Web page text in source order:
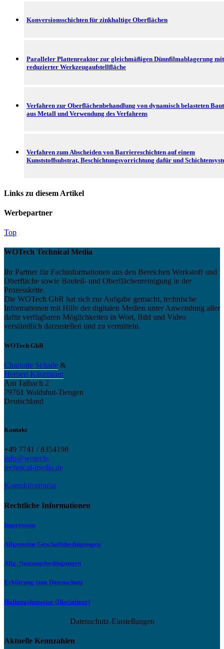
Konversionsschichten für zinkhaltige Oberflächen
Paralleler Plattenreaktor zur gleichmäßigen Dünnfilmablagerung mit
reduzierter Werkzeugaufstellfläche
Verfahren zur Oberflächenbehandlung von dynamisch belasteten
aus Metall und Verwendung des Verfahrens
Verfahren zum Abscheiden von Barriereschichten auf einem
Kunststoffsubstrat, Beschichtungsvorrichtung dafür und
Links zu diesem Artikel
Werbepartner
Top
WOTech Technical Media
Ihr Partner für Fachinformationen aus den Bereichen Werkstoff und
Oberfläche sowie Bauteil- und Oberflächenreinigung in der
Prozesskette.
Die WOTech GbR hat sich zur Aufgabe gemacht, technische
Informationen mit Hilfe der digitalen Medien unter Anwendung aller
dafür verfügbaren Möglichkeiten in Wort, Bild und Video
verständlich darzustellen und zu vermitteln.
WOTech GbR
Charlotte Schade &
Herbert Käszmann
Am Talbach 2
79761 Waldshut-Tiengen
Deutschland
Kontakt
+49 7741 / 8354198
info@wotech-
technical-media.de
Kontaktformular
Rechtliche Informationen
Impressum
Allgemeine Geschäftsbedingungen
Allg. Nutzungsbedingungen
Erklärung zum Datenschutz
Haftungshinweise (Disclaimer)
Datenschutz-Einstellungen
Aktuelle Kennzahlen